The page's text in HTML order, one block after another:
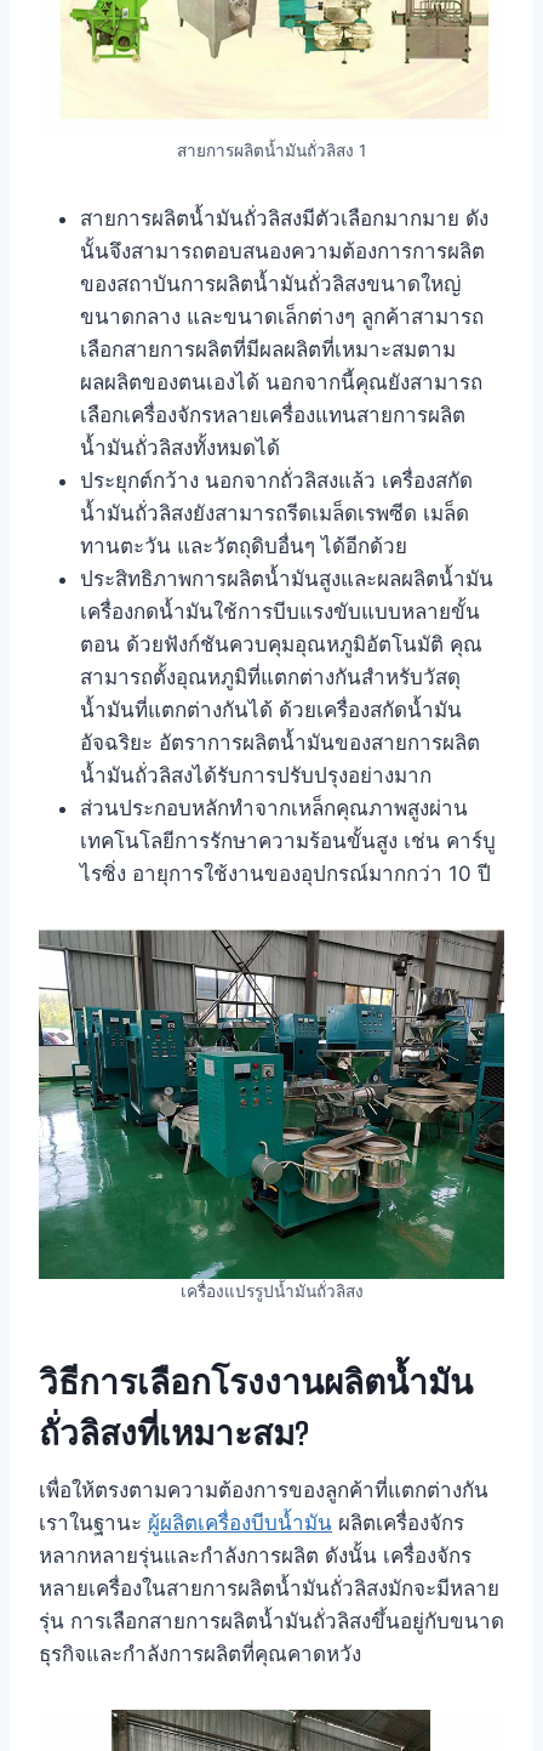
สายการผลิตน้ำมันถั่วลิสง 1
สายการผลิตน้ำมันถั่วลิสงมีตัวเลือกมากมาย ดัง
นั้นจึงสามารถตอบสนองความต้องการการผลิต
ของสถาบันการผลิตน้ำมันถั่วลิสงขนาดใหญ่
ขนาดกลาง และขนาดเล็กต่างๆ ลูกค้าสามารถ
เลือกสายการผลิตที่มีผลผลิตที่เหมาะสมตาม
ผลผลิตของตนเองได้ นอกจากนี้คุณยังสามารถ
เลือกเครื่องจักรหลายเครื่องแทนสายการผลิต
น้ำมันถั่วลิสงทั้งหมดได้
ประยุกต์กว้าง นอกจากถั่วลิสงแล้ว เครื่องสกัด
น้ำมันถั่วลิสงยังสามารถรีดเมล็ดเรพซีด เมล็ด
ทานตะวัน และวัตถุดิบอื่นๆ ได้อีกด้วย
ประสิทธิภาพการผลิตน้ำมันสูงและผลผลิตน้ำมัน
เครื่องกดน้ำมันใช้การบีบแรงขับแบบหลายขั้น
ตอน ด้วยฟังก์ชันควบคุมอุณหภูมิอัตโนมัติ คุณ
สามารถตั้งอุณหภูมิที่แตกต่างกันสำหรับวัสดุ
น้ำมันที่แตกต่างกันได้ ด้วยเครื่องสกัดน้ำมัน
อัจฉริยะ อัตราการผลิตน้ำมันของสายการผลิต
น้ำมันถั่วลิสงได้รับการปรับปรุงอย่างมาก
ส่วนประกอบหลักทำจากเหล็กคุณภาพสูงผ่าน
เทคโนโลยีการรักษาความร้อนขั้นสูง เช่น คาร์บู
ไรซิ่ง อายุการใช้งานของอุปกรณ์มากกว่า 10 ปี
เครื่องแปรรูปน้ำมันถั่วลิสง
วิธีการเลือกโรงงานผลิตน้ำมัน
ถั่วลิสงที่เหมาะสม?
เพื่อให้ตรงตามความต้องการของลูกค้าที่แตกต่างกัน
เราในฐานะ ผู้ผลิตเครื่องบีบน้ำมัน ผลิตเครื่องจักร
หลากหลายรุ่นและกำลังการผลิต ดังนั้น เครื่องจักร
หลายเครื่องในสายการผลิตน้ำมันถั่วลิสงมักจะมีหลาย
รุ่น การเลือกสายการผลิตน้ำมันถั่วลิสงขึ้นอยู่กับขนาด
ธุรกิจและกำลังการผลิตที่คุณคาดหวัง